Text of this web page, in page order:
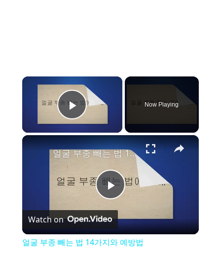
×
Play Video
Now Playing
×
P
l
얼굴 부종 빼는 법 14가지와 예방법
Watch on
얼굴 부종 빼는 법 14가지와 예방법